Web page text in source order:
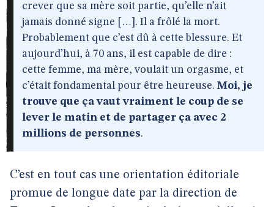
crever que sa mère soit partie, qu’elle n’ait
jamais donné signe […]. Il a frôlé la mort.
Probablement que c’est dû à cette blessure. Et
aujourd’hui, à 70 ans, il est capable de dire :
cette femme, ma mère, voulait un orgasme, et
c’était fondamental pour être heureuse. Moi, je
trouve que ça vaut vraiment le coup de se
lever le matin et de partager ça avec 2
millions de personnes.
C’est en tout cas une orientation éditoriale
promue de longue date par la direction de